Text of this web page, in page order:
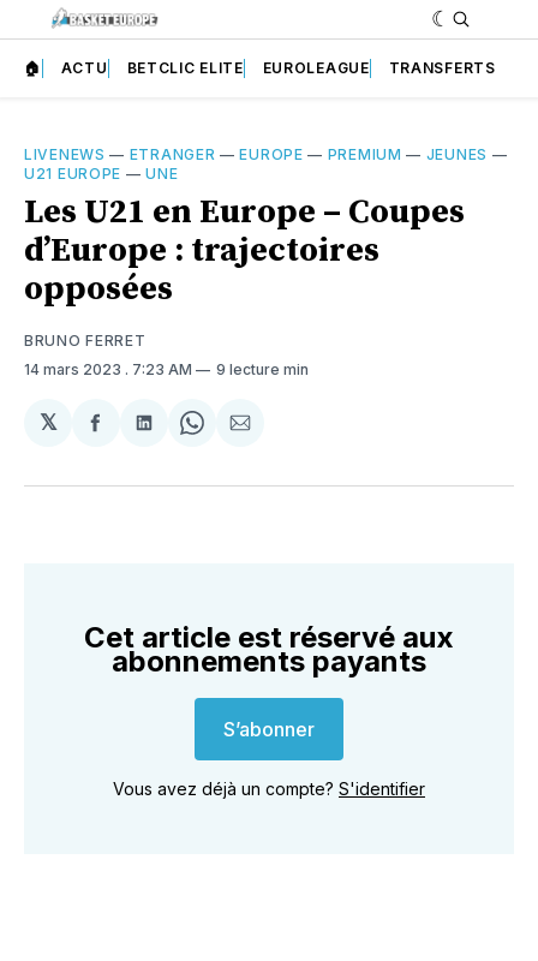
🏠 ACTU BETCLIC ELITE EUROLEAGUE TRANSFERTS
LIVENEWS — ETRANGER —EUROPE — PREMIUM — JEUNES —
U21 EUROPE —UNE
Les U21 en Europe – Coupes
d’Europe : trajectoires
opposées
BRUNO FERRET
14 mars 2023 . 7:23 AM 9 lecture min
𝕏
Partager
Facebook
Partager
LinkedIn
Share
WhatsApp
Partager
Courriel
Cet article est réservé aux
abonnements payants
S’abonner
Vous avez déjà un compte? S'identifier